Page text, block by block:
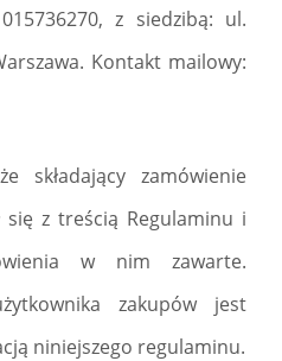
z siedzibą: ul.
Kontakt mailowy:
składający zamówienie
się z treścią Regulaminu i
w nim zawarte.
zakupów jest
niniejszego regulaminu.